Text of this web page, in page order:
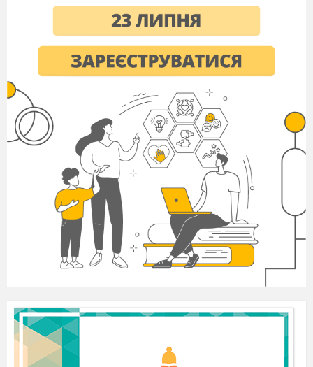
Учитель.
Легенда «Як люди
навчилися говорити»
Первісні люди, розповідає давньоримський
архітектор Вітрувій, жили, як і тварини, у
лісах, печерах, гаях.
спалахнув вогонь. Люди, які були поблизу,
розбіглися, перелякані сильним полум’ям.
Потім, коли все втихло, вони підійшли ближче
і помітили, що тепло від вогню дуже приємне,
почали підкидати у вогонь дрова. Так вони
підтримували вогонь і заохочували до цього
інших людей, показуючи знаками, яку користь
можна з цього мати. У тому зборищі людей
кожен по-своєму видавав звуки. Та завдяки
щоденному вправлянню люди створили слова і,
позначаючи ними предмети, почали говорити.
Наша мова успадкована від мов
звідки вони прийшли? У 9 столітті було
винайдено письмо, складена азбука Кирила і
Мифодія. З
слов
янська мова. За записами цієї мови ми